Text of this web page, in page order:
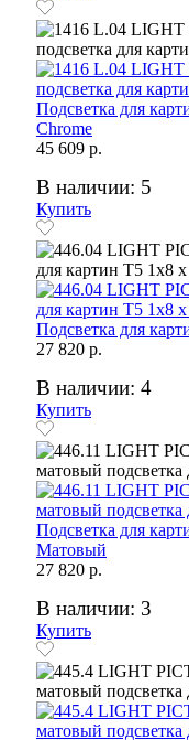
Подсветка для
Chrome
45 609 р.
В наличии: 5
Купить
Подсветка для
27 820 р.
В наличии: 4
Купить
Подсветка для
Матовый
27 820 р.
В наличии: 3
Купить